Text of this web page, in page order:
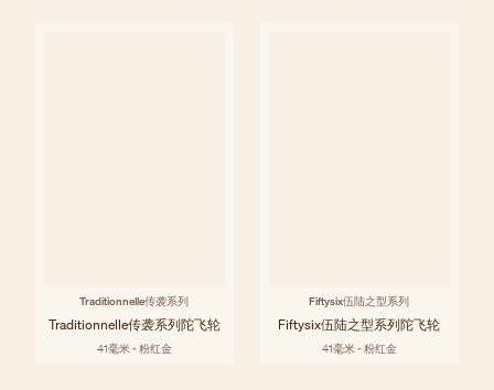
Traditionnelle传袭系列
Traditionnelle传袭系列陀飞轮
41毫米 - 粉红金
Fiftysix伍陆之型系列
Fiftysix伍陆之型系列陀飞轮
41毫米 - 粉红金